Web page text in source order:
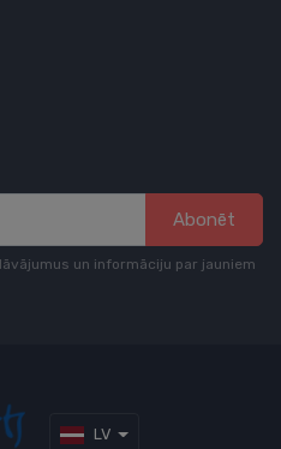
Abonēt
un informāciju par jauniem
LV